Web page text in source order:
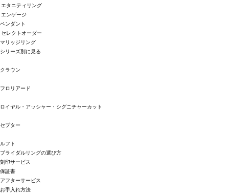
エタニティリング
エンゲージ
ペンダント
セレクトオーダー
マリッジリング
シリーズ別に見る
クラウン
フロリアード
ロイヤル・アッシャー・シグニチャーカット
セプター
ルフト
ブライダルリングの選び方
刻印サービス
保証書
アフターサービス
お手入れ方法